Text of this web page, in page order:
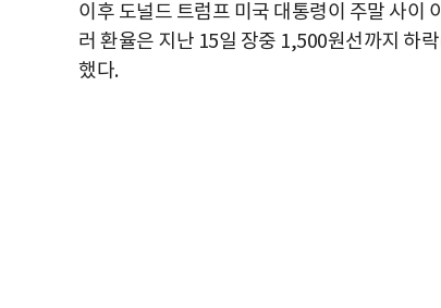
이후 도널드 트럼프 미국 대통령이 주말 사이
러 환율은 지난 15일 장중 1,500원선까지 하
했다.